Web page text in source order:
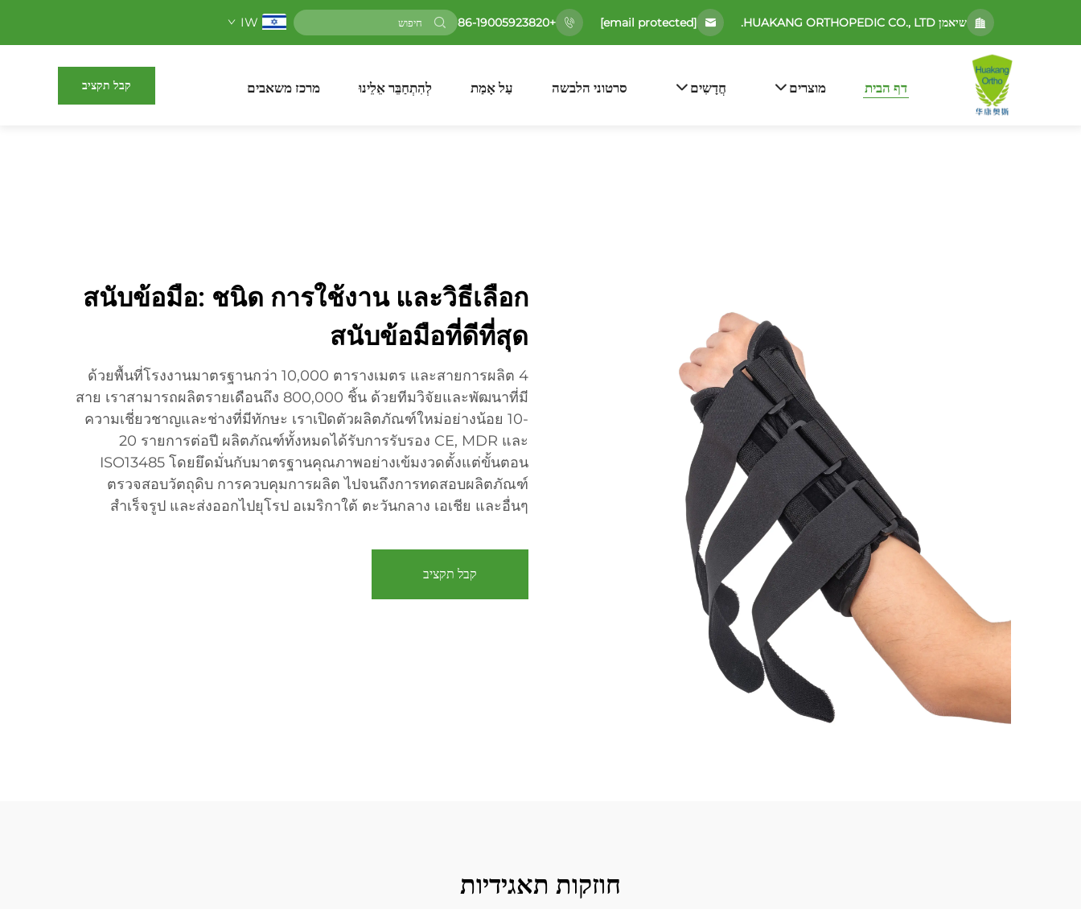
שיאמן HUAKANG ORTHOPEDIC CO., LTD. [email protected]
+86-19005923820
IW
דף הבית מוצרים חֲדָשִים סרטוני הלבשה עַל אָמַת לְהִתְחַבֵּר אֵלֵינוּ מרכז משאבים קבל תקציב
สนับข้อมือ: ชนิด การใช้งาน และวิธีเลือก
สนับข้อมือที่ดีที่สุด
ด้วยพื้นที่โรงงานมาตรฐานกว่า 10,000 ตารางเมตร และสายการผลิต 4
สาย เราสามารถผลิตรายเดือนถึง 800,000 ชิ้น ด้วยทีมวิจัยและพัฒนาที่มี
ความเชี่ยวชาญและช่างที่มีทักษะ เราเปิดตัวผลิตภัณฑ์ใหม่อย่างน้อย 10-
20 รายการต่อปี ผลิตภัณฑ์ทั้งหมดได้รับการรับรอง CE, MDR และ
ISO13485 โดยยึดมั่นกับมาตรฐานคุณภาพอย่างเข้มงวดตั้งแต่ขั้นตอน
ตรวจสอบวัตถุดิบ การควบคุมการผลิต ไปจนถึงการทดสอบผลิตภัณฑ์
สำเร็จรูป และส่งออกไปยุโรป อเมริกาใต้ ตะวันกลาง เอเชีย และอื่นๆ
קבל תקציב
חוזקות תאגידיות